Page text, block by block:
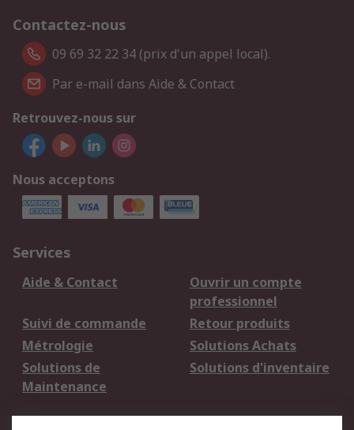
Contactez-nous
09 69 32 22 34 (prix d'un appel local).
Par e-mail dans Aide & Contact
Retrouvez-nous sur
Nous acceptons
Services
Aide & Contact
Ouvrir un compte
professionnel
Suivi de commande
Retour produits
Métrologie
Solutions Achats
Solutions de
Maintenance
Solutions d'inventaire